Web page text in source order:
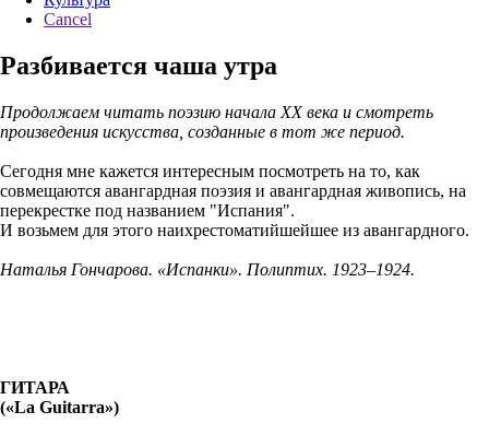
Cancel
Разбивается чаша утра
Продолжаем читать поэзию начала ХХ века и смотреть
произведения искусства, созданные в тот же период.
Сегодня мне кажется интересным посмотреть на то, как
совмещаются авангардная поэзия и авангардная живопись, на
перекрестке под названием "Испания".
И возьмем для этого наихрестоматийшейшее из авангардного.
Наталья Гончарова. «Испанки». Полиптих. 1923–1924.
ГИТАРА
(«La Guitarra»)